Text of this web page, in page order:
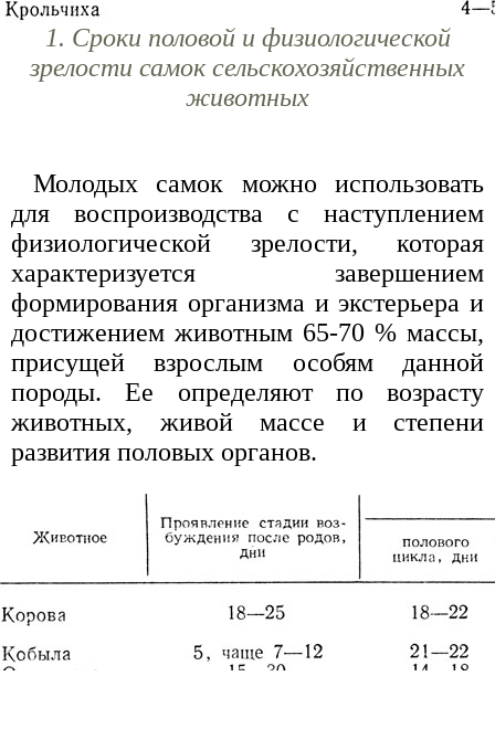
1. Сроки половой и физиологической
зрелости самок сельскохозяйственных
животных
Молодых самок можно использовать
для воспроизводства с наступлением
физиологической зрелости, которая
характеризуется завершением
формирования организма и экстерьера и
достижением животным 65-70 % массы,
присущей взрослым особям данной
породы. Ее определяют по возрасту
животных, живой массе и степени
развития половых органов.